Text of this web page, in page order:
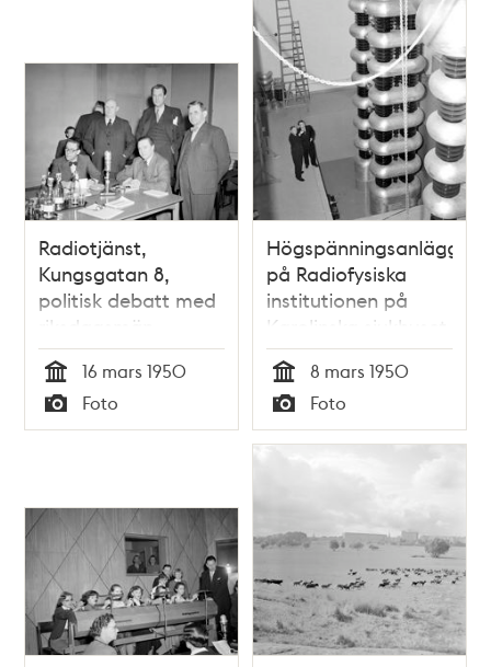
Radiotjänst,
Kungsgatan 8,
politisk debatt med
riksdagsmän
Tid
16 mars 1950
Typ
Foto
på Radiofysiska
institutionen på
Karolinska sjukhuset
Tid
8 mars 1950
Typ
Foto